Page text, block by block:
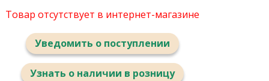
Товар отсутствует в интернет-магазине
Уведомить о поступлении
Узнать о наличии в розницу